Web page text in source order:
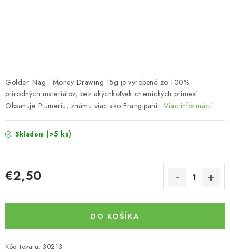
Golden Nag - Money Drawing 15g je vyrobené zo 100%
prírodných materiálov, bez akýchkoľvek chemických prímesí.
Obsahuje Plumeriu, známu viac ako Frangipani. Viac informácií
Skladom (>5 ks)
€2,50
DO KOŠÍKA
Kód tovaru: 30213